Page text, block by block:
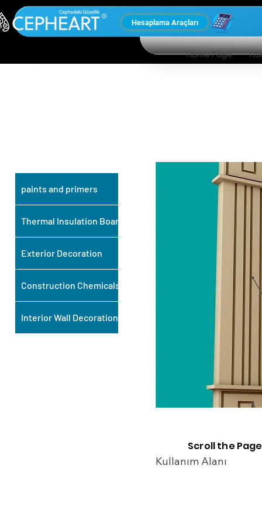
Hesaplama Araçları
Home Page
Kullanım Alanı
Scroll the
paints and primers
Thermal Insulation Board
Exterior Decoration
Construction Chemicals
Interior Wall Decoration